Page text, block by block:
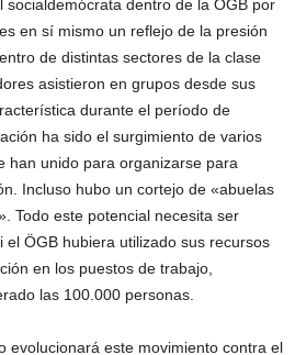
socialdemócrata dentro de la ÖGB por
en sí mismo un reflejo de la presión
de distintas sectores de la clase
asistieron en grupos desde sus
durante el período de
ha sido el surgimiento de varios
han unido para organizarse para
Incluso hubo un cortejo de «abuelas
Todo este potencial necesita ser
el ÖGB hubiera utilizado sus recursos
en los puestos de trabajo,
las 100.000 personas.
evolucionará este movimiento contra el